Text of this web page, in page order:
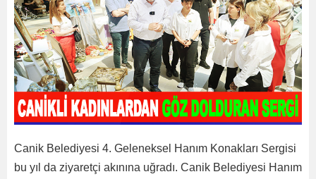
Canik Belediyesi 4. Geleneksel Hanım Konakları Sergisi
bu yıl da ziyaretçi akınına uğradı. Canik Belediyesi Hanım